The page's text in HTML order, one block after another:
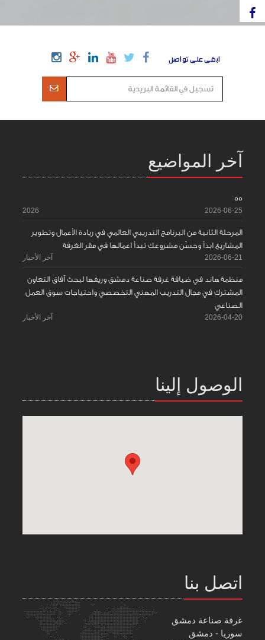
ابقى على تواصل
آخر المواضيع
55
2026-06-25
2026
المرحلة الثانية من البرنامج التدريبي العالمي في ريادة الأعمال وتطوير
المشاريع ابدأ وحسّن مشروعك تبدأ اعمالها في مقر الغرفة
2026-06-21 آخر الأخبار
منظمة هاند في ضيافة غرفة صناعة دمشق وريفها لبحث آفاق التعاون
المشترك في مجال التدريب المهني التخصصي واحتياجات سوق العمل
الصناعي
2026-04-20 آخر الأخبار
الوصول إلينا
اتصل بنا
غرفة صناعة دمشق
سوريا - دمشق